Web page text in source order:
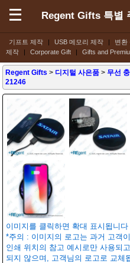
기프트 제작 | USB 메모리 제작 | 변환
제작
| Corporate Gift | Gifts and
Regent Gifts 특별
Regent Gifts > 디지털 사은품 > 무선 충
21246
이미지를 클릭하면 확대 표시됩니다
*주의 : 이미지의 로고는 과거 고객
인쇄 위치의 참고 예시로만 사용되
되지 않으며, 고객님의 로고로 교체